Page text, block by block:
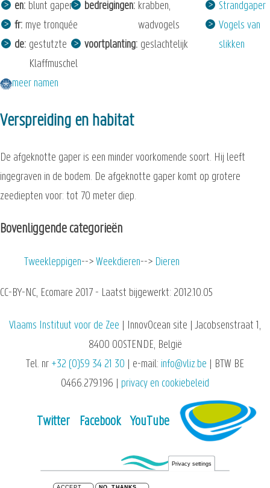
en blunt gaper
fr mye tronquée
de gestutzte
Klaffmuschel
meer namen
bedreigingen krabben,
wadvogels
voortplanting geslachtelijk
Strandgaper
Vogels van
slikken
Verspreiding en habitat
De afgeknotte gaper is een minder voorkomende soort. Hij leeft
ingegraven in de bodem. De afgeknotte gaper komt op grotere
zeediepten voor: tot 70 meter diep.
Bovenliggende categorieën
Tweekleppigen Weekdieren Dieren
CC-BY-NC, Ecomare 2017 - Laatst bijgewerkt: 2012.10.05
Vlaams Instituut voor de Zee | InnovOcean site | Jacobsenstraat 1,
8400 OOSTENDE, België
Tel. nr +32 (0)59 34 21 30 | e-mail: info@vliz.be | BTW BE
0466.279.196 | privacy en cookiebeleid
Twitter Facebook YouTube
Privacy settings